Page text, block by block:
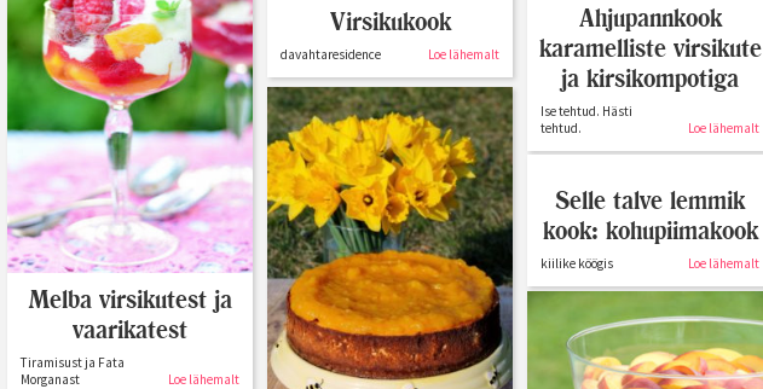
Virsikukook
davahtaresidence Loe lähemalt
Ahjupannkook
karamelliste virsikute
ja kirsikompotiga
Ise tehtud. Hästi
tehtud.
Loe lähemalt
Melba virsikutest ja
vaarikatest
Tiramisust ja Fata
Morganast
Loe lähemalt
Selle talve lemmik
kook: kohupiimakook
kiilike köögis Loe lähemalt